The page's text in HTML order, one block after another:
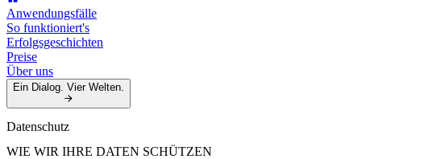
Anwendungsfälle
So funktioniert's
Erfolgsgeschichten
Preise
Über uns
Ein Dialog. Vier Welten.
Datenschutz
WIE WIR IHRE DATEN SCHÜTZEN